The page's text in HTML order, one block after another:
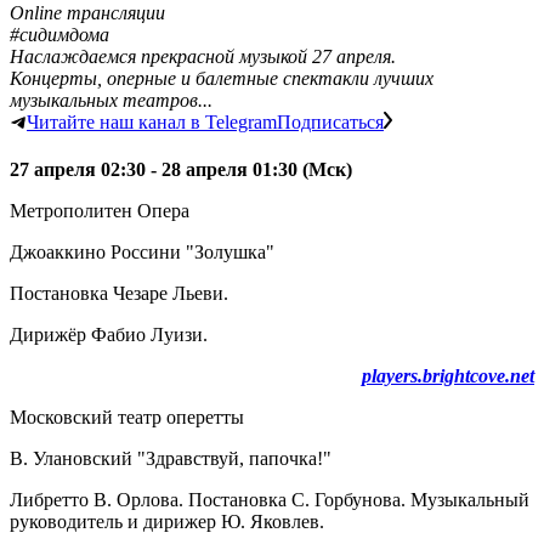
Online трансляции
#сидимдома
Наслаждаемся прекрасной музыкой 27 апреля.
Концерты, оперные и балетные спектакли лучших
музыкальных театров...
Читайте наш канал в TelegramПодписаться
27 апреля 02:30 - 28 апреля 01:30 (Мск)
Метрополитен Опера
Джоаккино Россини "Золушка"
Постановка Чезаре Льеви.
Дирижёр Фабио Луизи.
players.brightcove.net
Московский театр оперетты
В. Улановский "Здравствуй, папочка!"
Либретто В. Орлова. Постановка С. Горбунова. Музыкальный
руководитель и дирижер Ю. Яковлев.